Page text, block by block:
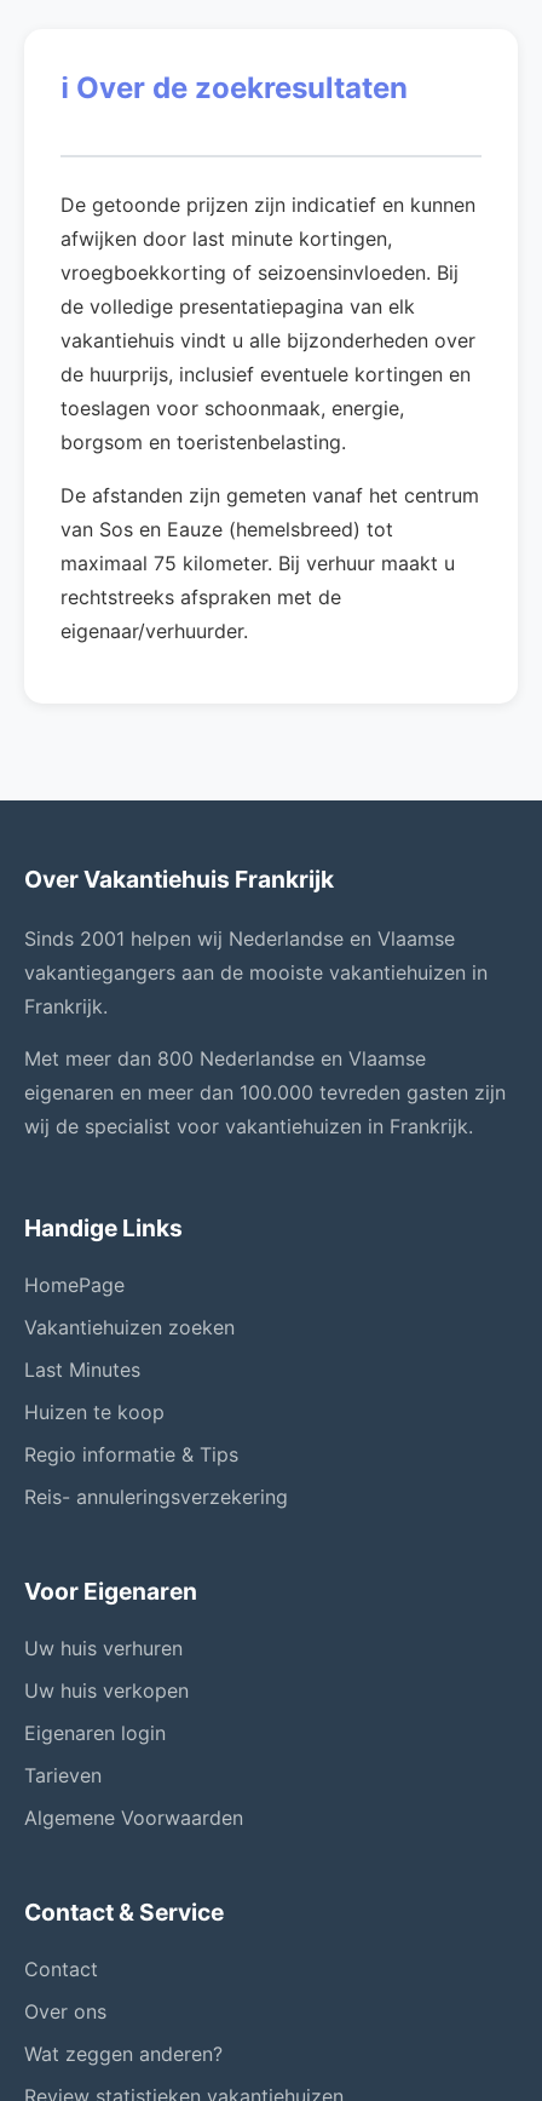
ℹ️ Over de zoekresultaten
De getoonde prijzen zijn indicatief en kunnen
afwijken door last minute kortingen,
vroegboekkorting of seizoensinvloeden. Bij
de volledige presentatiepagina van elk
vakantiehuis vindt u alle bijzonderheden over
de huurprijs, inclusief eventuele kortingen en
toeslagen voor schoonmaak, energie,
borgsom en toeristenbelasting.
De afstanden zijn gemeten vanaf het centrum
van Sos en Eauze (hemelsbreed) tot
maximaal 75 kilometer. Bij verhuur maakt u
rechtstreeks afspraken met de
eigenaar/verhuurder.
Over Vakantiehuis Frankrijk
Sinds 2001 helpen wij Nederlandse en Vlaamse
vakantiegangers aan de mooiste vakantiehuizen in
Frankrijk.
Met meer dan 800 Nederlandse en Vlaamse
eigenaren en meer dan 100.000 tevreden gasten zijn
wij de specialist voor vakantiehuizen in Frankrijk.
Handige Links
HomePage
Vakantiehuizen zoeken
Last Minutes
Huizen te koop
Regio informatie & Tips
Reis- annuleringsverzekering
Voor Eigenaren
Uw huis verhuren
Uw huis verkopen
Eigenaren login
Tarieven
Algemene Voorwaarden
Contact & Service
Contact
Over ons
Wat zeggen anderen?
Review statistieken vakantiehuizen